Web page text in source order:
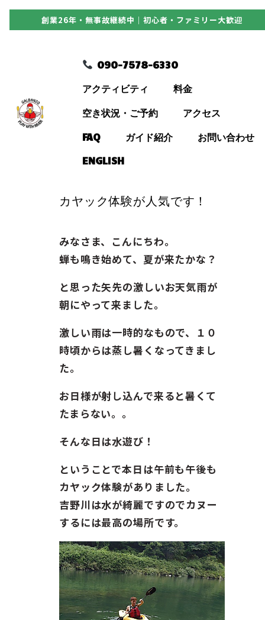
創業26年・無事故継続中｜初心者・ファミリー大歓迎
090-7578-6330
アクティビティ 料金
空き状況・ご予約 アクセス
FAQ ガイド紹介 お問い合わせ
ENGLISH
アクティビティ
料金
ガイド紹介
お問い合わせ
ENGLISH
カヤック体験が人気です！
みなさま、こんにちわ。
蝉も鳴き始めて、夏が来たかな？
と思った矢先の激しいお天気雨が
朝にやって来ました。
激しい雨は一時的なもので、１０
時頃からは蒸し暑くなってきまし
た。
お日様が射し込んで来ると暑くて
たまらない。。
そんな日は水遊び！
ということで本日は午前も午後も
カヤック体験がありました。
吉野川は水が綺麗ですのでカヌー
するには最高の場所です。